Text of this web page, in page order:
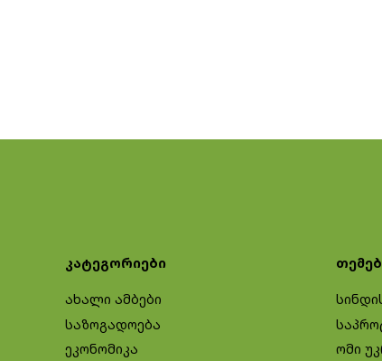
კატეგორიები
ახალი ამბები
საზოგადოება
ეკონომიკა
ომი